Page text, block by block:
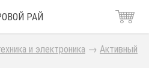
РАЙ
и электроника → Активный